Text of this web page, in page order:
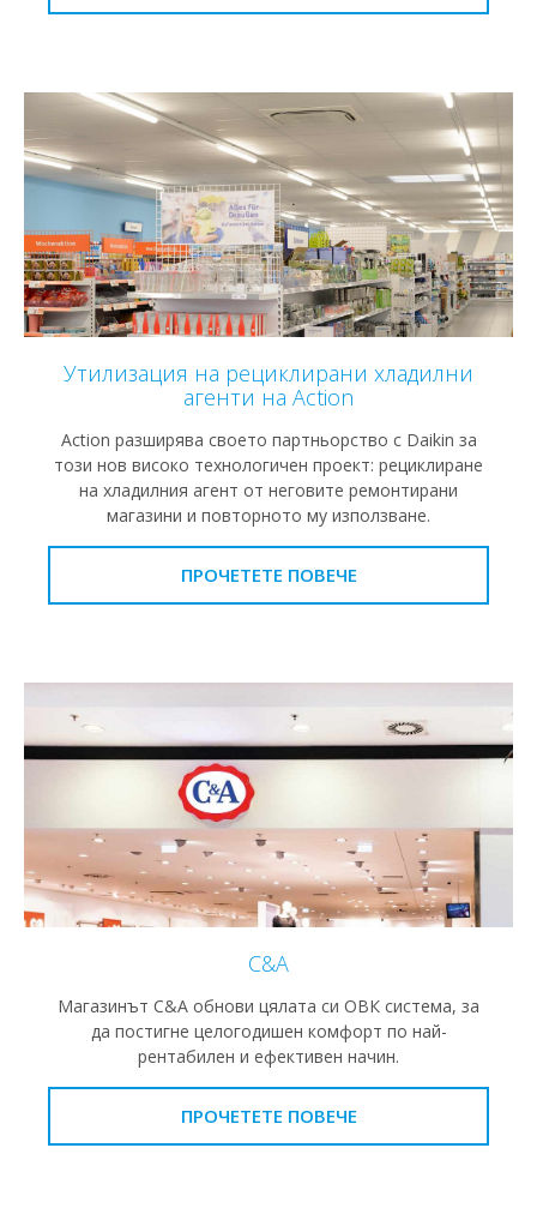
Утилизация на рециклирани хладилни
агенти на Action
Action разширява своето партньорство с Daikin за
този нов високо технологичен проект: рециклиране
на хладилния агент от неговите ремонтирани
магазини и повторното му използване.
ПРОЧЕТЕТЕ ПОВЕЧЕ
C&A
Магазинът C&A обнови цялата си ОВК система, за
да постигне целогодишен комфорт по най-
рентабилен и ефективен начин.
ПРОЧЕТЕТЕ ПОВЕЧЕ